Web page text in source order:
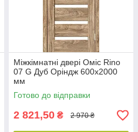
Міжкімнатні двері Оміс Rino
07 G Дуб Оріндж 600х2000
мм
Готово до відправки
2 821,50 ₴ 2 970 ₴